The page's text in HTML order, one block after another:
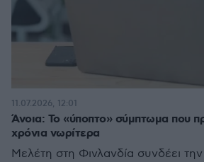
Άνοια: Το «ύποπτο» σύμπτωμα που
χρόνια νωρίτερα
Μελέτη στη Φινλανδία συνδέει
11.07.2026, 12:01